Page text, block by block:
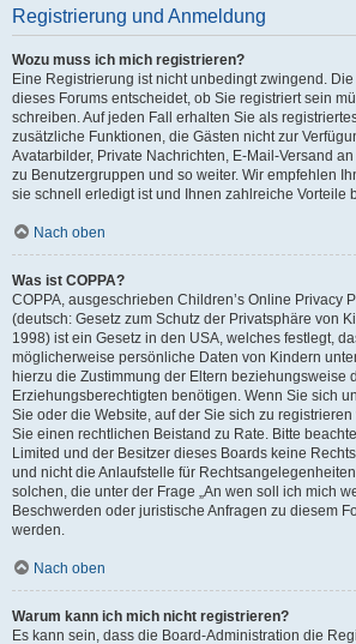
Registrierung und Anmeldung
Wozu muss ich mich registrieren?
Eine Registrierung ist nicht unbedingt zwingend.
dieses Forums entscheidet, ob Sie registriert sein
schreiben. Auf jeden Fall erhalten Sie als
zusätzliche Funktionen, die Gästen nicht zur
Avatarbilder, Private Nachrichten, E-Mail-Versand
zu Benutzergruppen und so weiter. Wir empfehlen
sie schnell erledigt ist und Ihnen zahlreiche Vorteile
Nach oben
Was ist COPPA?
COPPA, ausgeschrieben Children’s Online Privacy
(deutsch: Gesetz zum Schutz der Privatsphäre von
1998) ist ein Gesetz in den USA, welches festlegt,
möglicherweise persönliche Daten von Kindern
hierzu die Zustimmung der Eltern beziehungsweise
Erziehungsberechtigten benötigen. Wenn Sie sich
Sie oder die Website, auf der Sie sich zu
Sie einen rechtlichen Beistand zu Rate. Bitte
Limited und der Besitzer dieses Boards keine
und nicht die Anlaufstelle für
solchen, die unter der Frage „An wen soll ich mich
Beschwerden oder juristische Anfragen zu diesem
werden.
Nach oben
Warum kann ich mich nicht registrieren?
Es kann sein, dass die Board-Administration die